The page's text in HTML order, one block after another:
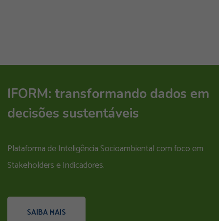
IFORM: transformando dados em
decisões sustentáveis
Plataforma de Inteligência Socioambiental com foco em
Stakeholders e Indicadores.
SAIBA MAIS